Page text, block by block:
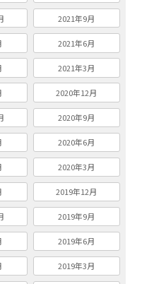
2021年9月
2021年6月
2021年3月
2020年12月
2020年9月
2020年6月
2020年3月
2019年12月
2019年9月
2019年6月
2019年3月